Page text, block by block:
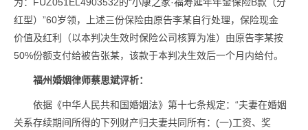
红型）”60岁领，上述三份保险由原告李某自行处理，保险现金
价值及红利（以本判决生效时保险公司核算为准）由原告李某按
50%份额支付给被告张某，该款于本判决生效后一个月内给付。
福州婚姻律师蔡思斌评析：
依据《中华人民共和国婚姻法》第十七条规定：“夫妻在婚姻
关系存续期间所得的下列财产归夫妻共同所有：(一)工资、奖